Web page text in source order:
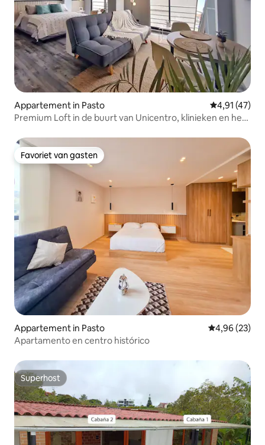
Appartement in Pasto Gemiddelde
4,91 (47)
Premium Loft in de buurt van Unicentro, klinieken en het
Favoriet van gasten
Favoriet van gasten
Appartement in Pasto Gemiddelde
4,96 (23)
Apartamento en centro histórico
Superhost
Superhost